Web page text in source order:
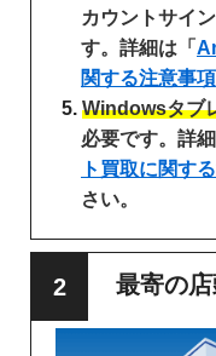
カウントサイ
す。詳細は「
関する注意事項
Windowsタブ
必要です。詳細
ト買取に関す
さい。
最寄の